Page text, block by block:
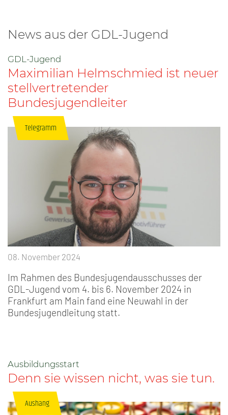
News aus der GDL-Jugend
Telegramm
GDL-Jugend
Maximilian Helmschmied ist neuer
stellvertretender
Bundesjugendleiter
08. November 2024
Im Rahmen des Bundesjugendausschusses der
GDL-Jugend vom 4. bis 6. November 2024 in
Frankfurt am Main fand eine Neuwahl in der
Bundesjugendleitung statt.
Aushang
Ausbildungsstart
Denn sie wissen nicht, was sie tun.